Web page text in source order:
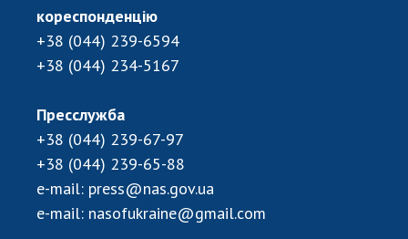
кореспонденцію
+38 (044) 239-6594
+38 (044) 234-5167
Пресслужба
+38 (044) 239-67-97
+38 (044) 239-65-88
e-mail: press@nas.gov.ua
e-mail: nasofukraine@gmail.com